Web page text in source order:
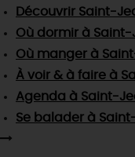
Artistes et
Nosspécialités
Visites
Vins etvignobles
Chic,une aire de
Par ici les
Avis de
Des
(re)Découvrir
SE
Découvrir Saint-
Où dormir à
Où manger à
À voir & à faire à
Agenda à Saint-
Se balader à